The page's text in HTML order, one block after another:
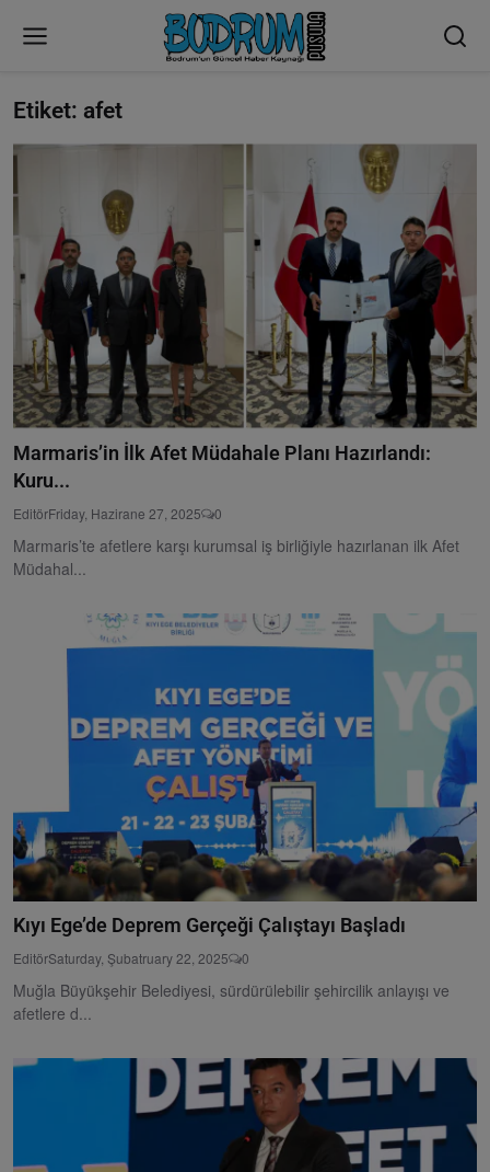
Etiket: afet
Marmaris’in İlk Afet Müdahale Planı Hazırlandı:
Kuru...
EditörFriday, Hazirane 27, 2025 0
Marmaris’te afetlere karşı kurumsal iş birliğiyle hazırlanan ilk Afet
Müdahal...
Kıyı Ege’de Deprem Gerçeği Çalıştayı Başladı
EditörSaturday, Şubatruary 22, 2025 0
Muğla Büyükşehir Belediyesi, sürdürülebilir şehircilik anlayışı ve
afetlere d...